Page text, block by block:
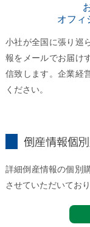
オフ
小社が全国に張り巡
報をメールでお届け
信致します。企業経
ください。
詳細倒産情報の個別
させていただいており